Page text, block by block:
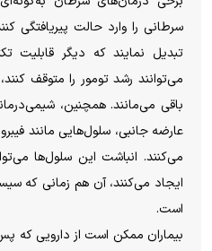
سرطانی را وارد حالت پیریافتگی
تبدیل نمایند که دیگر قابلیت
می‌توانند رشد تومور را متوقف
باقی می‌مانند. همچنین،
عارضه جانبی، سلول‌هایی مانند
می‌کنند. انباشت این سلول‌ها
ایجاد می‌کنند، آن هم زمانی که
است.
بیماران ممکن است از دارویی که